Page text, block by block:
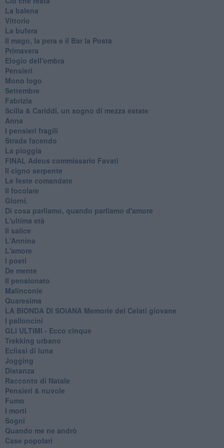
La balena
Vittorio
La bufera
Il mago, la pera e il Bar la Posta
Primavera
Elogio dell'ombra
Pensieri
Mono logo
Settembre
Fabrizia
​Scilla & Cariddi, un sogno di mezza estate
Anna
I pensieri fragili
Strada facendo
La pioggia
FINAL Adeus commissario Favati
Il cigno serpente
Le feste comandate
Il focolare
Giorni.
Di cosa parliamo, quando parliamo d'amore
L'ultima età
Il salice
L'Annina
L'amore
I poeti
De mente
Il pensionato
Malinconie
Quaresima
LA BIONDA DI SOIANA Memorie del Celati giovane
I palloncini
GLI ULTIMI - Ecco cinque
Trekking urbano
Eclissi di luna
Jogging
Distanza
Racconto di Natale
Pensieri & nuvole
Fumo
I morti
Sogni
Quando me ne andrò
Case popolari